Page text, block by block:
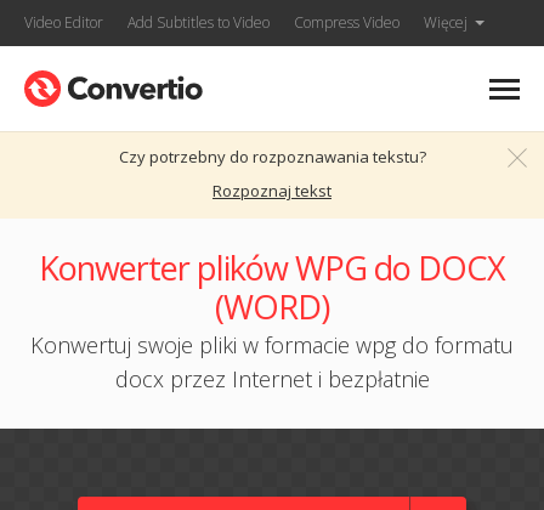
Video Editor Add Subtitles to Video Compress Video Więcej
Czy potrzebny do rozpoznawania tekstu?
Rozpoznaj tekst
Konwerter plików WPG do DOCX
(WORD)
Konwertuj swoje pliki w formacie wpg do formatu
docx przez Internet i bezpłatnie